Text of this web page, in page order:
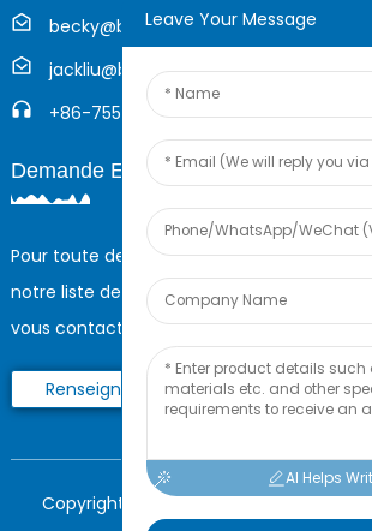
becky@boyingcable.com
jackliu@boyingcable.com
+86-755-21014277
Demande En Ligne
Pour toute demande de renseignements
notre liste de prix, veuillez nous laisser
vous contacterons dans les 24 heures.
Renseignez-Vous Maintenant
Copyright © 2023 Shenzhen Boying
Leave Your Message
AI Helps